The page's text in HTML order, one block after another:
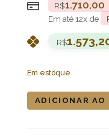
R$1.710,00
Em até12x de
R$
Em estoque
Atabaque
Jair®
(RUM)boca
ADICIONAR AO